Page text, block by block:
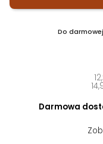
Do
Darmowa